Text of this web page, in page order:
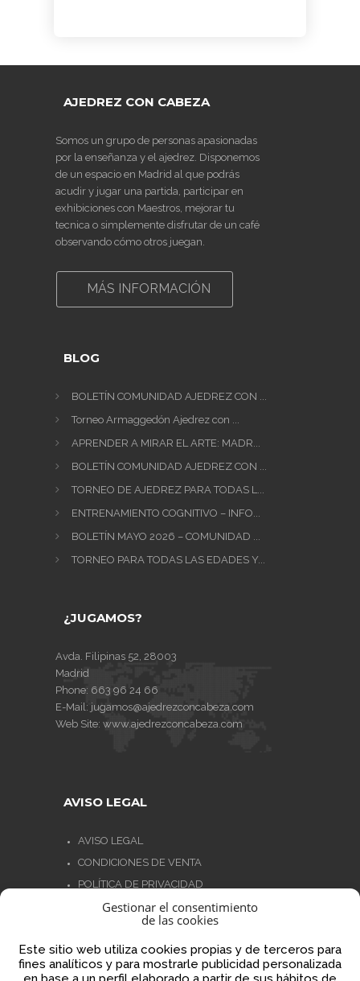
Gestionar el consentimiento
de las cookies
Este sitio web utiliza cookies propias y de terceros para
fines analíticos y para mostrarle publicidad personalizada
AJEDREZ CON CABEZA
Somos un grupo de personas apasionadas
por la enseñanza y el ajedrez. Disponemos
de un espacio en Madrid al que podrás
acudir y jugar una partida, participar en
exhibiciones con Maestros, mejorar tu
tecnica o simplemente disfrutar de un café
observando cómo otros juegan.
MÁS INFORMACIÓN
BLOG
BOLETÍN COMUNIDAD AJEDREZ CON ...
Torneo Armaggedón Ajedrez con ...
APRENDER A MIRAR EL ARTE: MADR...
BOLETÍN COMUNIDAD AJEDREZ CON ...
TORNEO DE AJEDREZ PARA TODAS L...
ENTRENAMIENTO COGNITIVO – INFO...
BOLETÍN MAYO 2026 – COMUNIDAD ...
TORNEO PARA TODAS LAS EDADES Y...
¿JUGAMOS?
Avda. Filipinas 52, 28003
Madrid
Phone: 663 96 24 66
E-Mail: jugamos@ajedrezconcabeza.com
Web Site: www.ajedrezconcabeza.com
AVISO LEGAL
AVISO LEGAL
CONDICIONES DE VENTA
POLÍTICA DE PRIVACIDAD
POLÍTICA DE COOKIES
NORMATIVA AJEDREZ CON CABEZA